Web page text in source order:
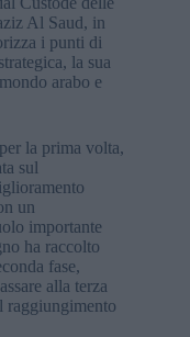
Al Saud, in
i punti di
la sua
arabo e
la prima volta,
sul
un
importante
ha raccolto
fase,
alla terza
raggiungimento